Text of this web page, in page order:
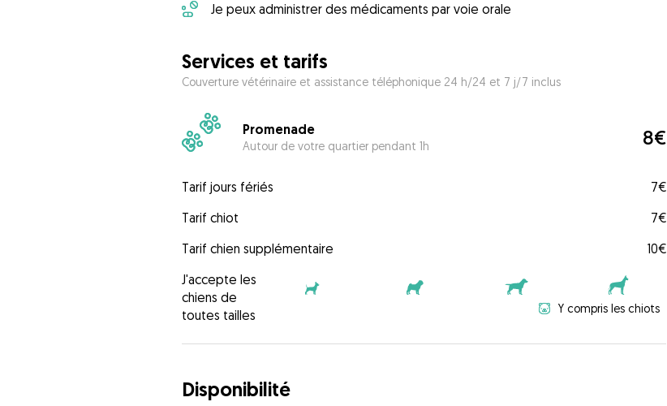
Je peux administrer des médicaments par voie orale
Services et tarifs
Couverture vétérinaire et assistance téléphonique 24 h/24 et 7 j/7 inclus
Promenade
Autour de votre quartier pendant 1h 8€
Tarif jours fériés
7€
Tarif chiot
7€
Tarif chien supplémentaire
10€
J'accepte les
chiens de
toutes tailles
Y compris les chiots
Disponibilité